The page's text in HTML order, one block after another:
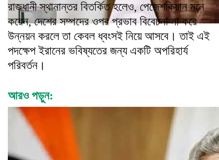
রাজধানী স্থানান্তর বিতর্কিত হলেও, পেজেশকিয়ান মনে
করেন, দেশের সম্পদের ওপর প্রভাব বিবেচনা না করে
উন্নয়ন করলে তা কেবল ধ্বংসই নিয়ে আসবে। তাই এই
পদক্ষেপ ইরানের ভবিষ্যতের জন্য একটি অপরিহার্য
পরিবর্তন।
আরও পড়ুন: